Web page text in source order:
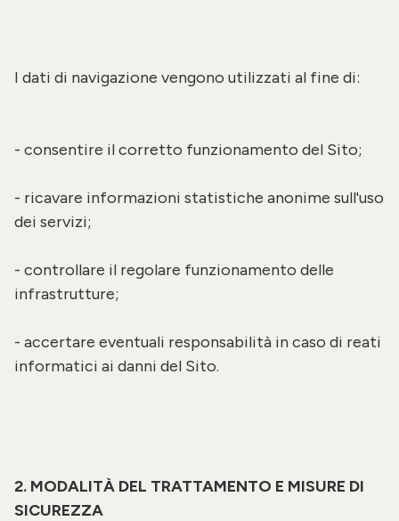
I dati di navigazione vengono utilizzati al fine di:
- consentire il corretto funzionamento del Sito;
- ricavare informazioni statistiche anonime sull'uso
dei servizi;
- controllare il regolare funzionamento delle
infrastrutture;
- accertare eventuali responsabilità in caso di reati
informatici ai danni del Sito.
2. MODALITÀ DEL TRATTAMENTO E MISURE DI
SICUREZZA